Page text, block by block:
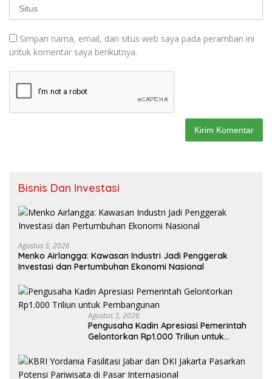
Simpan nama, email, dan situs web saya pada peramban ini
untuk komentar saya berikutnya.
Bisnis Dan Investasi
Agustus 5, 2026
Menko Airlangga: Kawasan Industri Jadi Penggerak
Investasi dan Pertumbuhan Ekonomi Nasional
Agustus 3, 2026
Pengusaha Kadin Apresiasi Pemerintah
Gelontorkan Rp1.000 Triliun untuk